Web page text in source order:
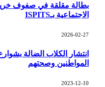
بطالة مقلقة في صفوف
الاجتماعية بـISPITS
2026-02-27
انتشار الكلاب الضالة
المواطنين وصحتهم
2023-12-10